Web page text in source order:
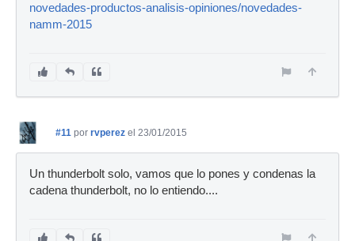
novedades-productos-analisis-opiniones/novedades-
namm-2015
#11 por rvperez el 23/01/2015
Un thunderbolt solo, vamos que lo pones y condenas la
cadena thunderbolt, no lo entiendo....